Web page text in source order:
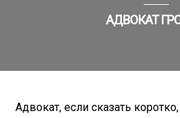
АДВОКАТ
Адвокат, если сказать